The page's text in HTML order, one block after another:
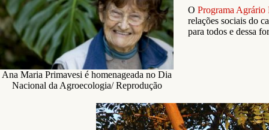
Ana Maria Primavesi é homenageada no Dia
Nacional da Agroecologia/ Reprodução
O Programa Agrário
relações sociais do
para todos e dessa